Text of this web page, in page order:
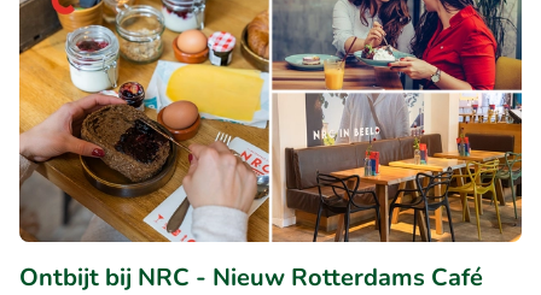
Ontbijt bij NRC - Nieuw Rotterdams Café